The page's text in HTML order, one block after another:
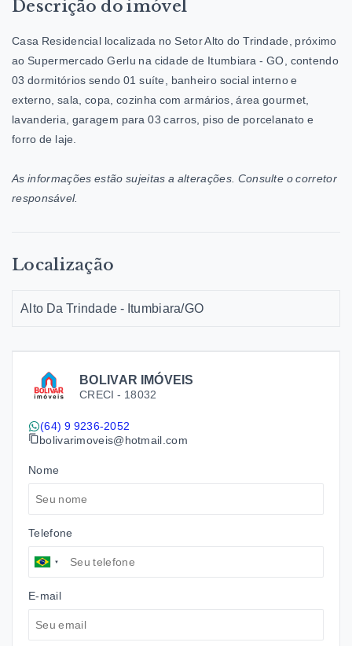
BOLIVAR IMÓVEIS
CRECI - 18032
(64) 9 9236-2052
bolivarimoveis@hotmail.com
Nome
Telefone
E-mail
Descrição do imóvel
Casa Residencial localizada no Setor Alto do Trindade, próximo
ao Supermercado Gerlu na cidade de Itumbiara - GO, contendo
03 dormitórios sendo 01 suíte, banheiro social interno e
externo, sala, copa, cozinha com armários, área gourmet,
lavanderia, garagem para 03 carros, piso de porcelanato e
forro de laje.
As informações estão sujeitas a alterações. Consulte o corretor
responsável.
Localização
Alto Da Trindade - Itumbiara/GO